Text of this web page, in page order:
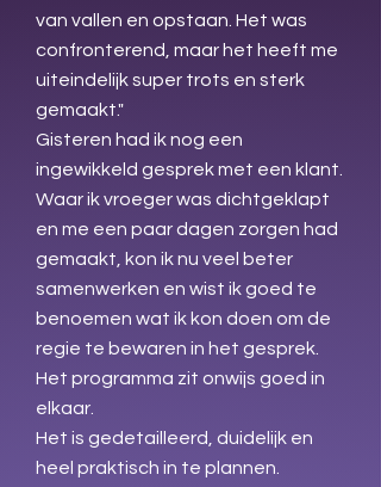
van vallen en opstaan. Het was
confronterend, maar het heeft me
uiteindelijk super trots en sterk
gemaakt."
Gisteren had ik nog een
ingewikkeld gesprek met een klant.
Waar ik vroeger was dichtgeklapt
en me een paar dagen zorgen had
gemaakt, kon ik nu veel beter
samenwerken en wist ik goed te
benoemen wat ik kon doen om de
regie te bewaren in het gesprek.
Het programma zit onwijs goed in
elkaar.
Het is gedetailleerd, duidelijk en
heel praktisch in te plannen.